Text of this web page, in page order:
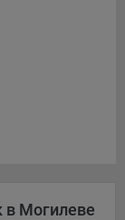
данные вашего
аналитика
сайта.
данных для
д.3Б,
в Могилеве